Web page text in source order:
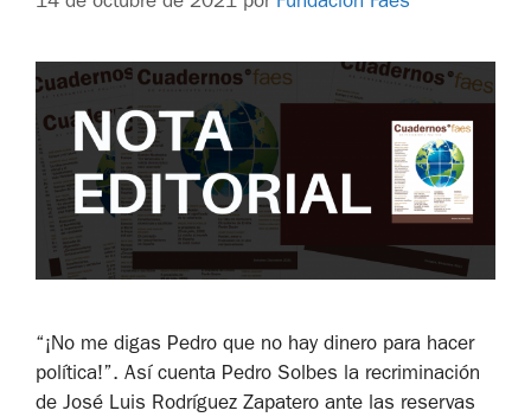
“¡No me digas Pedro que no hay dinero para hacer
política!”. Así cuenta Pedro Solbes la recriminación
de José Luis Rodríguez Zapatero ante las reservas